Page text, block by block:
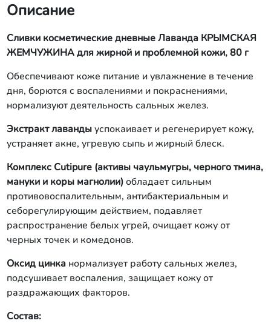
Описание
Сливки косметические дневные Лаванда КРЫМСКАЯ
ЖЕМЧУЖИНА для жирной и проблемной кожи, 80 г
Обеспечивают коже питание и увлажнение в течение
дня, борются с воспалениями и покраснениями,
нормализуют деятельность сальных желез.
Экстракт лавандыуспокаивает и регенерирует кожу,
устраняет акне, угревую сыпь и жирный блеск.
Комплекс Cutipure (активы чаульмугры, черного тмина,
мануки и коры магнолии)обладает сильным
противовоспалительным, антибактериальным и
себорегулирующим действием, подавляет
распространение белых угрей, очищает кожу от
черных точек и комедонов.
Оксид цинканормализует работу сальных желез,
подсушивает воспаления, защищает кожу от
раздражающих факторов.
Состав: